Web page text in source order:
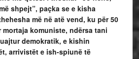
shpejt”, paçka se e kisha
më në atë vend, ku për 50
komuniste, ndërsa tani
demokratik, e kishin
arrivistët e ish-spiunë të